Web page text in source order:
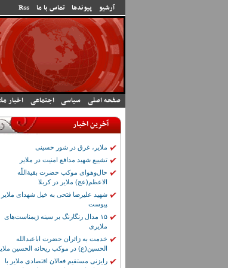
آرشیو پیوندها تماس با ما Rss
صفحه اصلی سیاسی اجتماعی اخبار
آخرین اخبار
ملایر، غرق در شور حسینی
تشییع شهید مدافع امنیت در ملایر
حال‌وهوای موکب حضرت بقیة‌اللّٰه
الاعظم(عج) ملایر در کربلا
شهید علیرضا فتحی به خیل شهدای ملایر
پیوست
۱۵ مدال رنگارنگ بر سینه ژیمناست‌های
ملایری
خدمت به زائران حضرت اباعبدالله
الحسین(ع) در موکب ریحانه الحسین
رایزنی مستقیم فعالان اقتصادی ملایر با